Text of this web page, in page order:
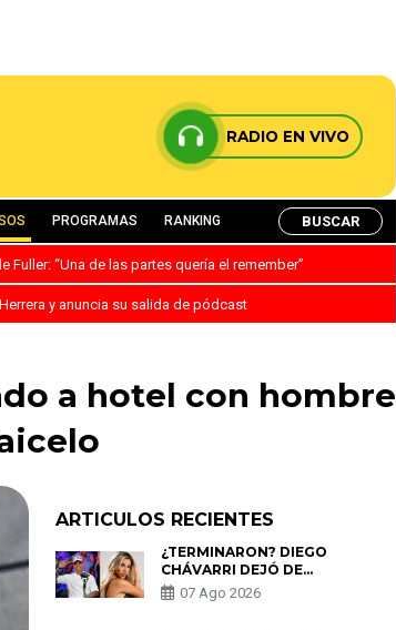
RADIO EN VIVO
PROGRAMAS RANKING BUSCAR
“Una de las partes quería el remember”
y anuncia su salida de pódcast
a hotel con hombre
ARTICULOS RECIENTES
¿TERMINARON? DIEGO
CHÁVARRI DEJÓ DE
SEGUIR A GABRIELA
HERRERA Y ANUNCIA SU
07 Ago 2026